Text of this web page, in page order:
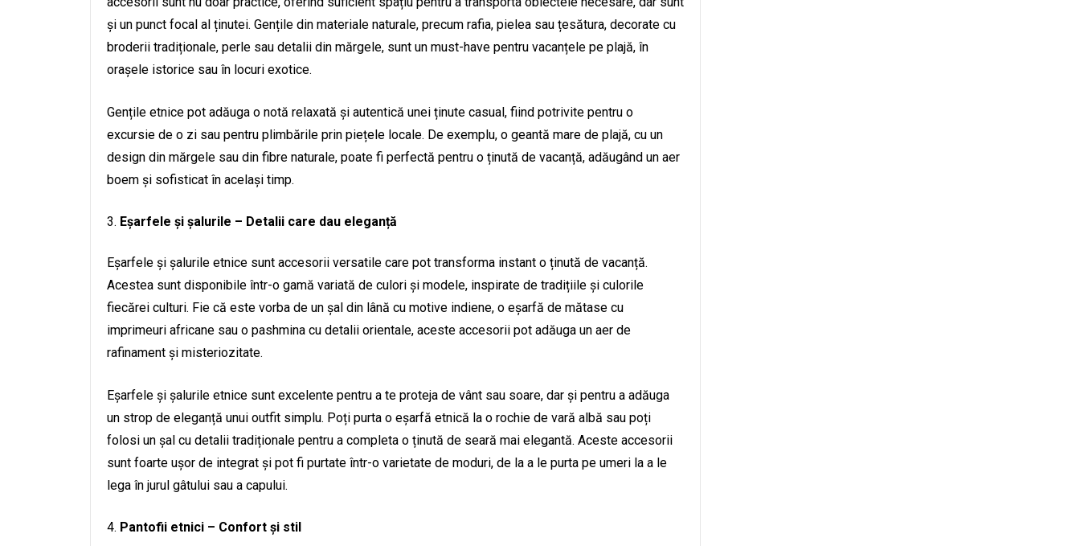
și un punct focal al ținutei. Gențile din materiale naturale, precum rafia, pielea sau țesătura, decorate cu
broderii tradiționale, perle sau detalii din mărgele, sunt un must-have pentru vacanțele pe plajă, în
orașele istorice sau în locuri exotice.
Gențile etnice pot adăuga o notă relaxată și autentică unei ținute casual, fiind potrivite pentru o
excursie de o zi sau pentru plimbările prin piețele locale. De exemplu, o geantă mare de plajă, cu un
design din mărgele sau din fibre naturale, poate fi perfectă pentru o ținută de vacanță, adăugând un aer
boem și sofisticat în același timp.
Eșarfele și șalurile – Detalii care dau eleganță
Eșarfele și șalurile etnice sunt accesorii versatile care pot transforma instant o ținută de vacanță.
Acestea sunt disponibile într-o gamă variată de culori și modele, inspirate de tradițiile și culorile
fiecărei culturi. Fie că este vorba de un șal din lână cu motive indiene, o eșarfă de mătase cu
imprimeuri africane sau o pashmina cu detalii orientale, aceste accesorii pot adăuga un aer de
rafinament și misteriozitate.
Eșarfele și șalurile etnice sunt excelente pentru a te proteja de vânt sau soare, dar și pentru a adăuga
un strop de eleganță unui outfit simplu. Poți purta o eșarfă etnică la o rochie de vară albă sau poți
folosi un șal cu detalii tradiționale pentru a completa o ținută de seară mai elegantă. Aceste accesorii
sunt foarte ușor de integrat și pot fi purtate într-o varietate de moduri, de la a le purta pe umeri la a le
lega în jurul gâtului sau a capului.
Pantofii etnici – Confort și stil